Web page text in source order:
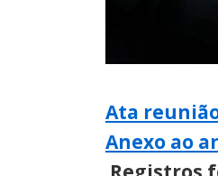
Ata
Anexo ao